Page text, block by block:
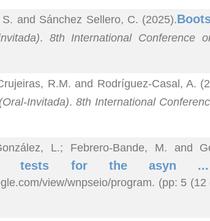
and Sánchez Sellero, C. (2025).
. 8th International Conference
R.M. and Rodríguez-Casal, A.
(Oral-Invitada). 8th International
L.; Febrero-Bande, M. and
tests for the asyn
view/wnpseio/program. (pp: 5 (12